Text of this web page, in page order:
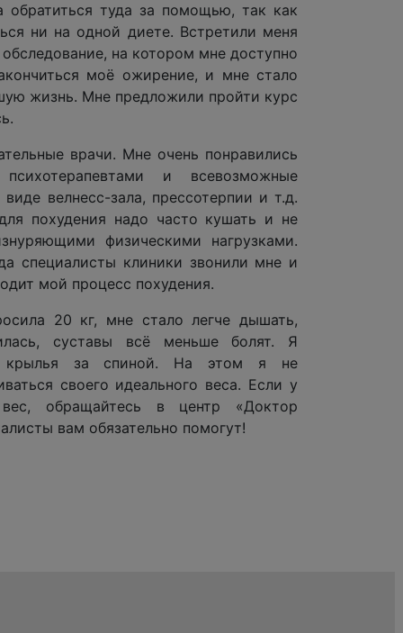
обратиться туда за помощью, так как
ни на одной диете. Встретили меня
на котором мне доступно
моё ожирение, и мне стало
жизнь. Мне предложили пройти курс
врачи. Мне очень понравились
и всевозможные
велнесс-зала, прессотерпии и т.д.
похудения надо часто кушать и не
физическими нагрузками.
специалисты клиники звонили мне и
мой процесс похудения.
20 кг, мне стало легче дышать,
суставы всё меньше болят. Я
крылья за спиной. На этом я не
своего идеального веса. Если у
обращайтесь в центр «Доктор
вам обязательно помогут!